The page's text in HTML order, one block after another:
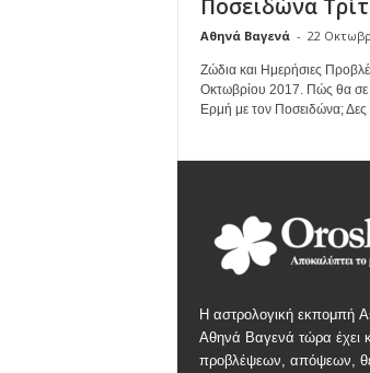
Ποσειδώνα
Αθηνά Βαγενά - 22
Ζώδια και Ημερήσιες
Οκτωβρίου 2017. Πώς θα σε
Ερμή με τον Ποσειδώνα;
Η αστρολογική εκπομπή
Αθηνά Βαγενά τώρα έχει
προβλέψεων, απόψεων,